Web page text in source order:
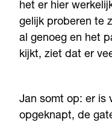
het er hier
gelijk proberen te
al genoeg en het
kijkt, ziet dat er
Jan somt op: er is
opgeknapt, de